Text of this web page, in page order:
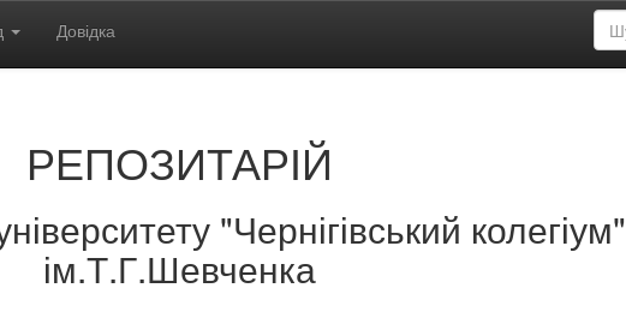
Довідка
РЕПОЗИТАРІЙ
"Чернігівський колегіум"
ім.Т.Г.Шевченка